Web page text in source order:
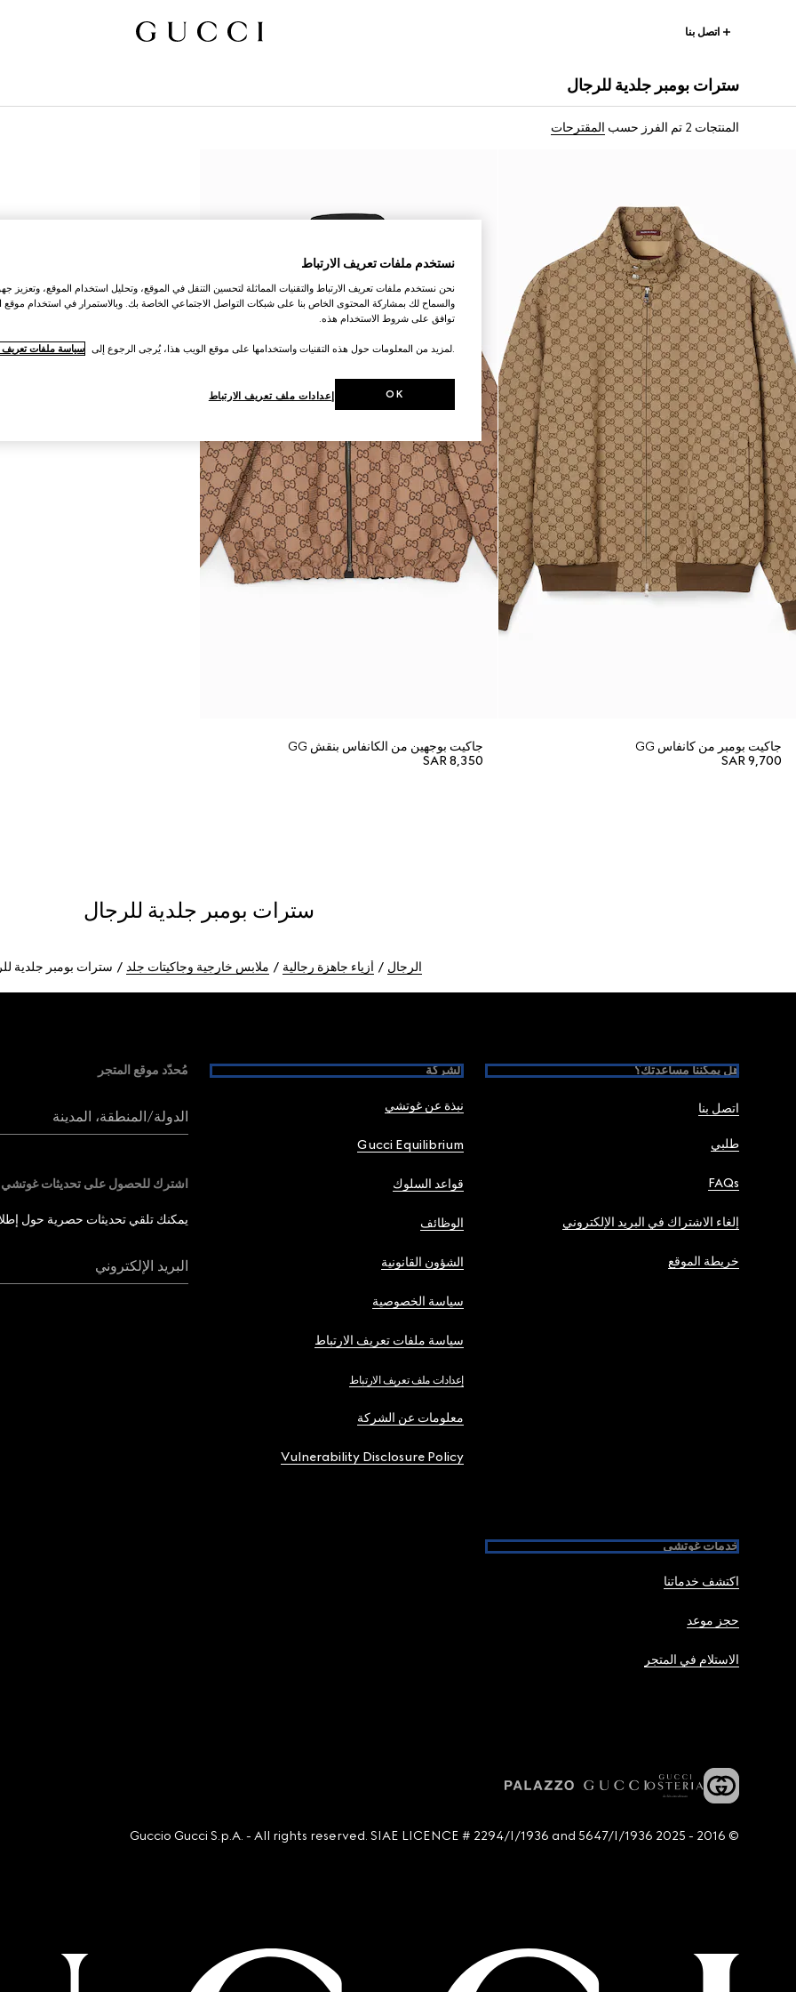
اتصل بنا
سترات بومبر جلدية للرجال
المنتجات 2 تم الفرز حسب المقترحات
جاكيت بومبر من كانفاس GG
SAR 9,700
جاكيت بوجهين من الكانفاس بنقش GG
SAR 8,350
سترات بومبر جلدية للرجال
الرجال أزياء جاهزة رجالية ملابس خارجية وجاكيتات جلد سترات بومبر جلدية
هل يمكننا مساعدتك؟
اتصل بنا
طلبي
FAQs
إلغاء الاشتراك في البريد الإلكتروني
خريطة الموقع
الشركة
نبذة عن غوتشي
Gucci Equilibrium
قواعد السلوك
الوظائف
الشؤون القانونية
سياسة الخصوصية
سياسة ملفات تعريف الارتباط
إعدادات ملف تعريف الارتباط
معلومات عن الشركة
Vulnerability Disclosure Policy
خدمات غوتشي
اكتشف خدماتنا
حجز موعد
الاستلام في المتجر
مُحدّد موقع المتجر
الدولة/المنطقة، المدينة
اشترك للحصول على تحديثات غوتشي
يمكنك تلقي تحديثات حصرية حول
البريد الإلكتروني
© 2016 - 2025 Guccio Gucci S.p.A. - All rights reserved. SIAE LICENCE # 2294/I/1936 and 5647/I/1936
نستخدم ملفات تعريف الارتباط
نحن نستخدم ملفات تعريف الارتباط والتقنيات المماثلة لتحسين التنقل في الموقع، وتحليل استخدام الموقع، وتعزيز
والسماح لك بمشاركة المحتوى الخاص بنا على شبكات التواصل الاجتماعي الخاصة بك. وبالاستمرار في استخدام موقع
توافق على شروط الاستخدام هذه.
.لمزيد من المعلومات حول هذه التقنيات واستخدامها على موقع الويب هذا، يُرجى الرجوع إلى سياسة ملفات تعريف
إعدادات ملف تعريف الارتباط OK